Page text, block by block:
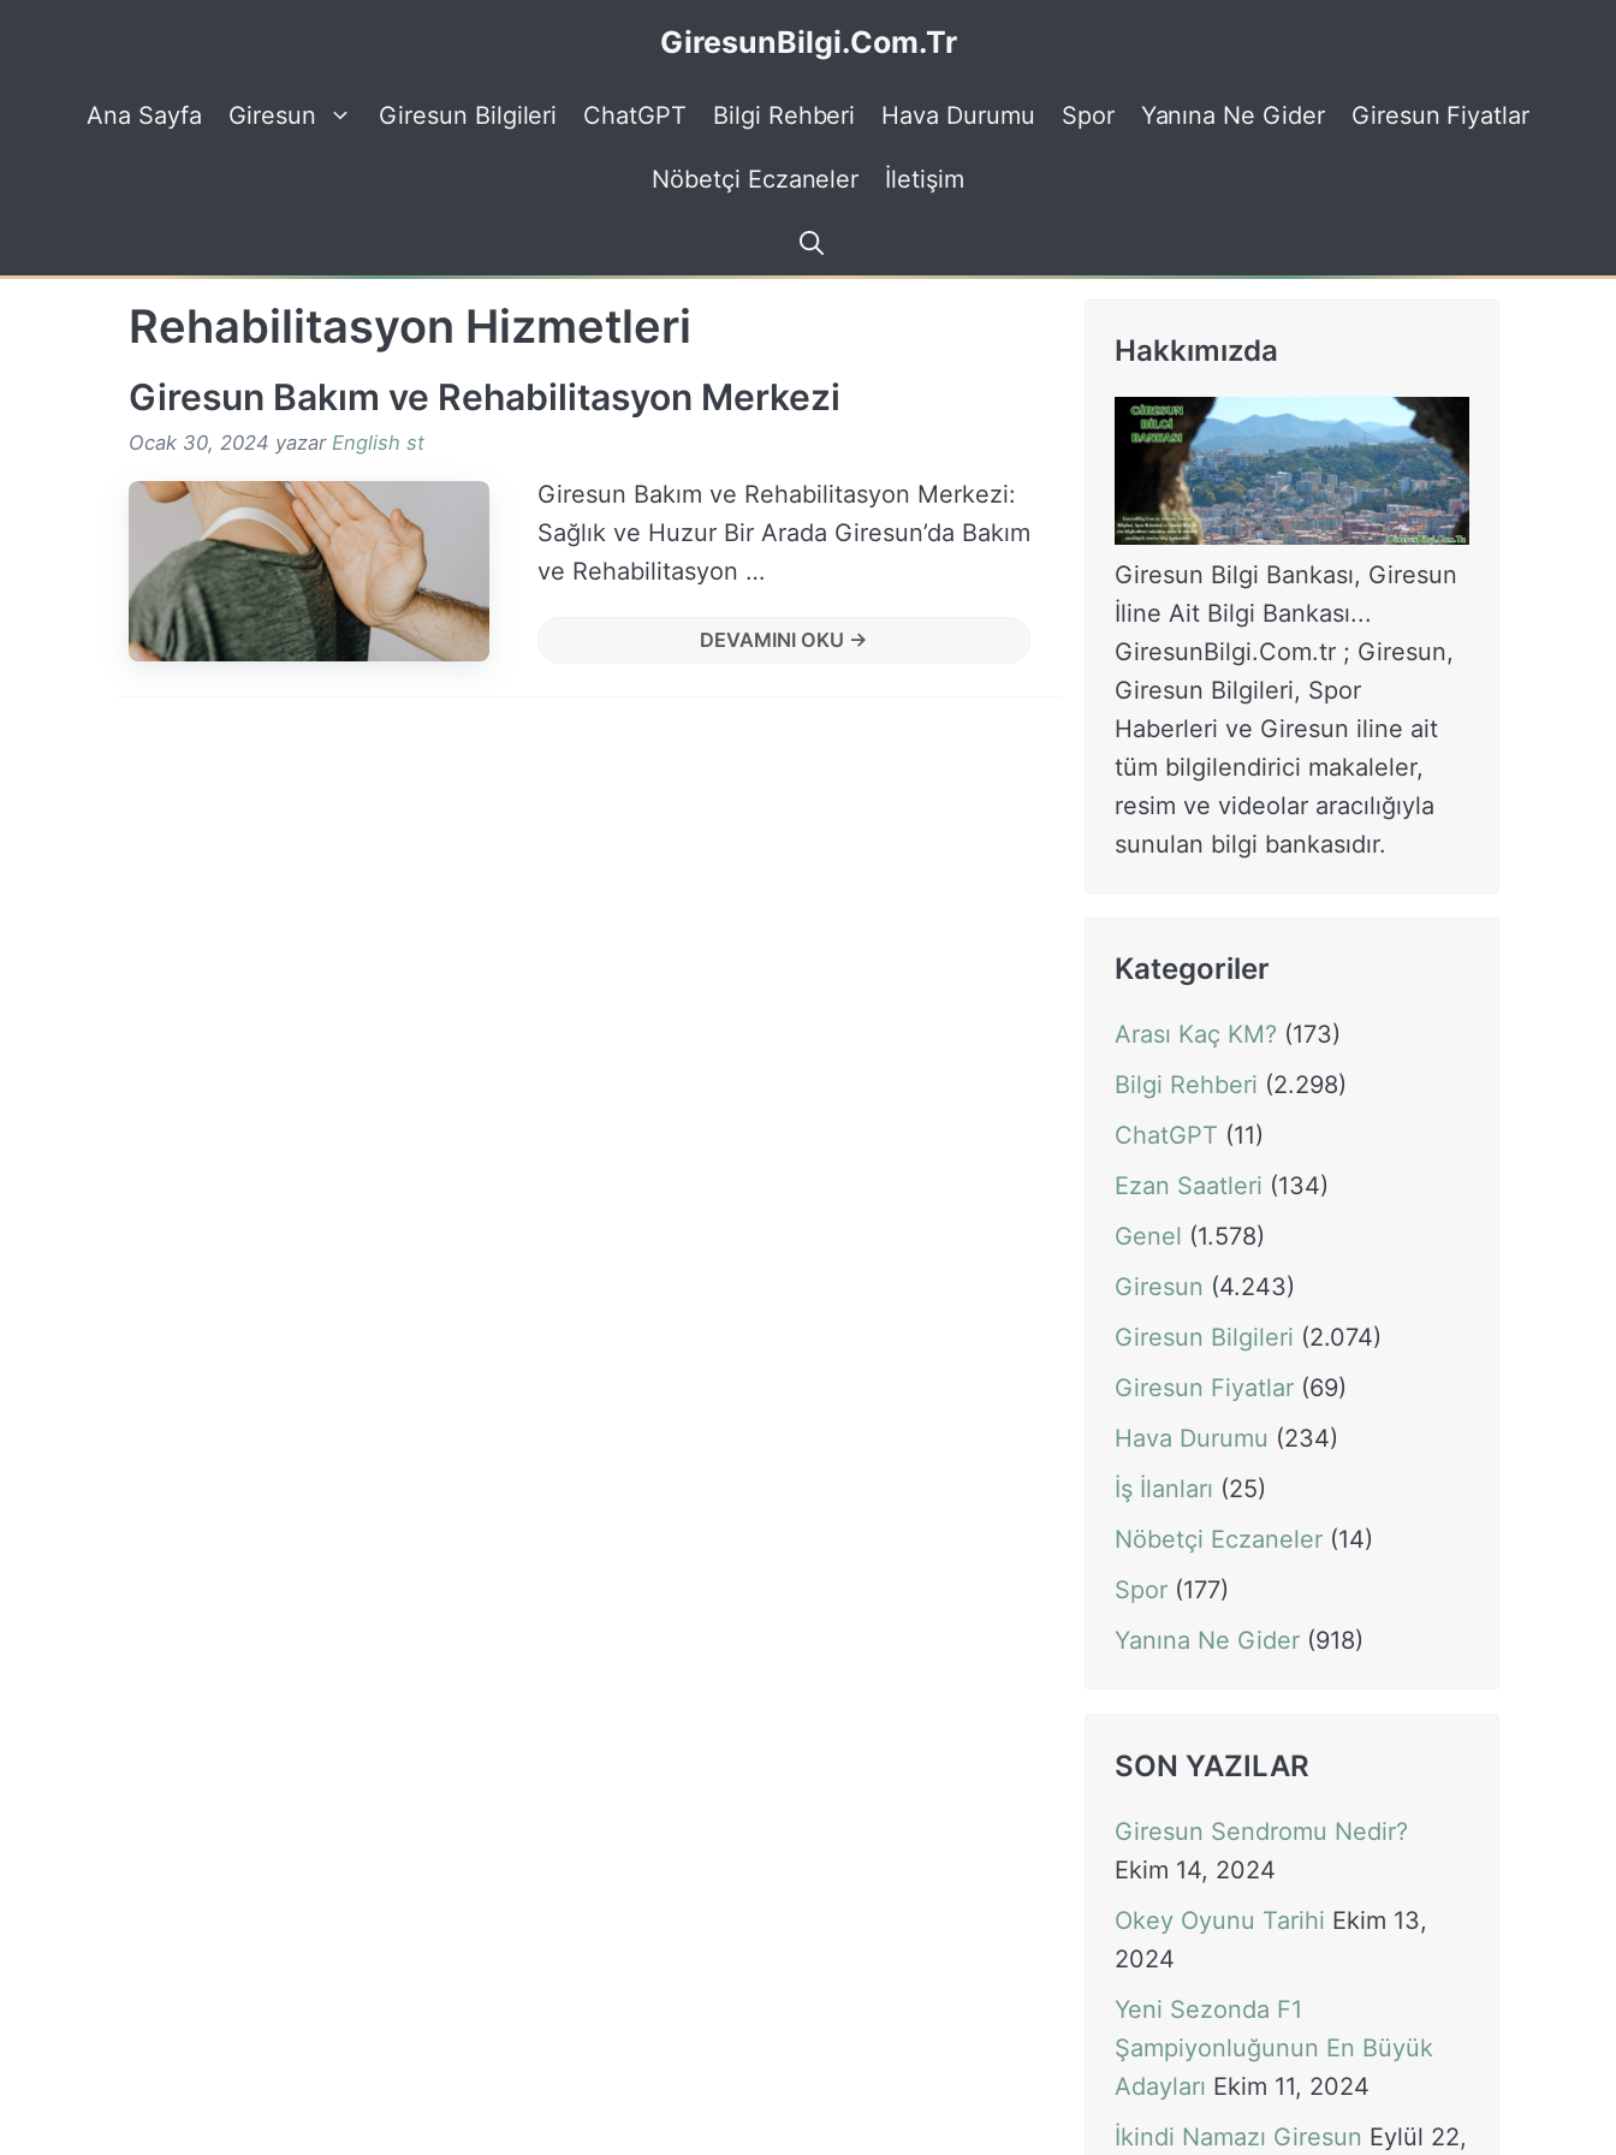
GiresunBilgi.Com.Tr
Ana Sayfa Giresun Giresun Bilgileri ChatGPT Bilgi Rehberi Hava Durumu Spor Yanına Ne Gider Giresun Fiyatlar
Nöbetçi Eczaneler İletişim
Rehabilitasyon Hizmetleri
Giresun Bakım ve Rehabilitasyon Merkezi
Ocak 30, 2024 yazar English st
Giresun Bakım ve Rehabilitasyon Merkezi:
Sağlık ve Huzur Bir Arada Giresun’da Bakım
ve Rehabilitasyon …
DEVAMINI OKU →
Hakkımızda
Giresun Bilgi Bankası, Giresun
İline Ait Bilgi Bankası...
GiresunBilgi.Com.tr ; Giresun,
Giresun Bilgileri, Spor
Haberleri ve Giresun iline ait
tüm bilgilendirici makaleler,
resim ve videolar aracılığıyla
sunulan bilgi bankasıdır.
Kategoriler
Arası Kaç KM? (173)
Bilgi Rehberi (2.298)
ChatGPT (11)
Ezan Saatleri (134)
Genel (1.578)
Giresun (4.243)
Giresun Bilgileri (2.074)
Giresun Fiyatlar (69)
Hava Durumu (234)
İş İlanları (25)
Nöbetçi Eczaneler (14)
Spor (177)
Yanına Ne Gider (918)
SON YAZILAR
Giresun Sendromu Nedir?
Ekim 14, 2024
Okey Oyunu Tarihi Ekim 13,
2024
Yeni Sezonda F1
Şampiyonluğunun En Büyük
Adayları Ekim 11, 2024
İkindi Namazı Giresun Eylül 22,